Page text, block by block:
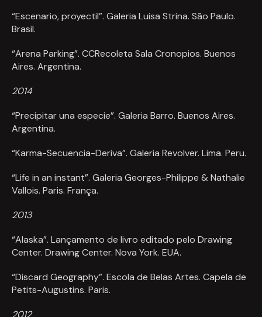
“Escenario, proyectil”. Galeria Luisa Strina. São Paulo.
Brasil.
“Arena Parking”. CCRecoleta Sala Cronopios. Buenos
Aires. Argentina.
2014
“Precipitar una especie”. Galeria Barro. Buenos Aires.
Argentina.
“Karma-Secuencia-Deriva”. Galeria Revolver. Lima. Peru.
“Life in an instant”. Galeria Georges-Philippe & Nathalie
Vallois. Paris. França.
2013
“Alaska”. Lançamento de livro editado pelo Drawing
Center. Drawing Center. Nova York. EUA.
“Discard Geography”. Escola de Belas Artes. Capela de
Petits-Augustins. Paris.
2012